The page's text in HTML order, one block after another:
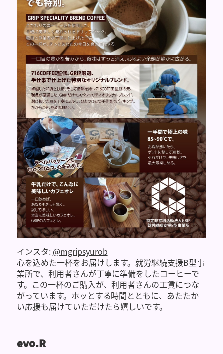
インスタ: @mgripsyurob
心を込めた一杯をお届けします。就労継続支援B型事
業所で、利用者さんが丁寧に準備をしたコーヒーで
す。この一杯のご購入が、利用者さんの工賃につな
がっています。ホッとする時間とともに、あたたか
い応援も届けていただけたら嬉しいです。
evo.R